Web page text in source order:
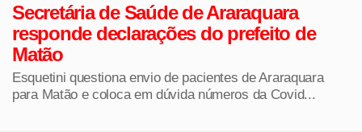
Secretária de Saúde de Araraquara
responde declarações do prefeito de
Matão
Esquetini questiona envio de pacientes de Araraquara
para Matão e coloca em dúvida números da Covid...